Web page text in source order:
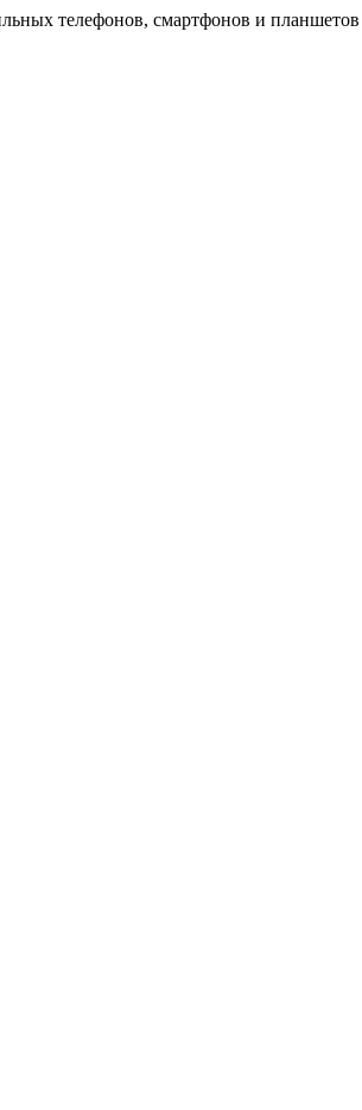
телефонов, смартфонов и планшетов